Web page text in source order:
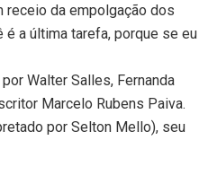
receio da empolgação dos
é a última tarefa, porque se eu
Walter Salles, Fernanda
Marcelo Rubens Paiva.
por Selton Mello), seu